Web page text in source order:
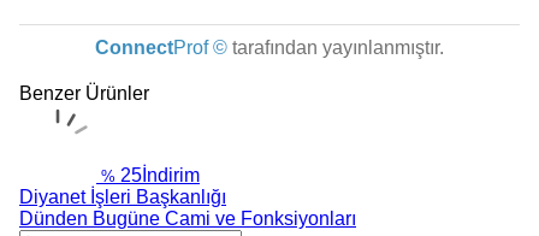
ConnectProf © tarafından yayınlanmıştır.
Benzer Ürünler
% 25 İndirim
Diyanet İşleri Başkanlığı
Dünden Bugüne Cami ve Fonksiyonları